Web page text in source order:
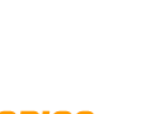
del Al Ittihad de Arabia Saudita